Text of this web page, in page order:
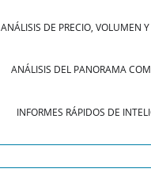
ANÁLISIS DE PRECIO, VOLUMEN
ANÁLISIS DEL PANORAMA
INFORMES RÁPIDOS DE